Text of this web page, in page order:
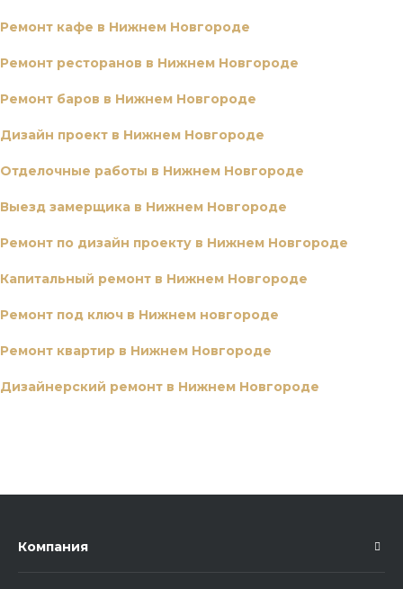
Ремонт кафе в Нижнем Новгороде
Ремонт ресторанов в Нижнем Новгороде
Ремонт баров в Нижнем Новгороде
Дизайн проект в Нижнем Новгороде
Отделочные работы в Нижнем Новгороде
Выезд замерщика в Нижнем Новгороде
Ремонт по дизайн проекту в Нижнем Новгороде
Капитальный ремонт в Нижнем Новгороде
Ремонт под ключ в Нижнем новгороде
Ремонт квартир в Нижнем Новгороде
Дизайнерский ремонт в Нижнем Новгороде
Компания